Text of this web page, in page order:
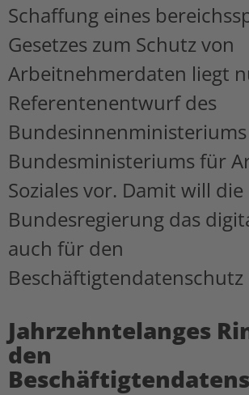
Schaffung eines
Gesetzes zum Schutz von
Arbeitnehmerdaten liegt
Referentenentwurf des
Bundesministeriums für
Soziales vor. Damit will die
Bundesregierung das
auch für den
Jahrzehntelanges
den